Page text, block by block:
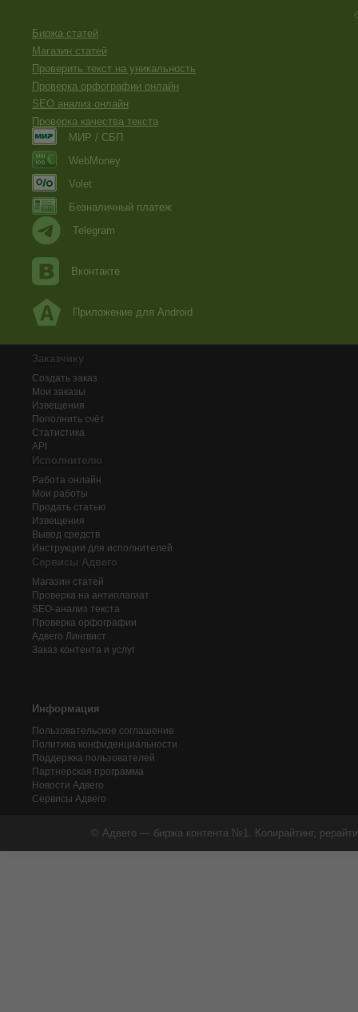
Биржа статей
Магазин статей
Проверить текст на уникальность
Проверка орфографии онлайн
SEO анализ онлайн
Проверка качества текста
МИР / СБП
WebMoney
Volet
Безналичный платеж
Telegram
Вконтакте
Приложение для Android
Заказчику
Создать заказ
Мои заказы
Извещения
Пополнить счёт
Статистика
API
Исполнителю
Работа онлайн
Мои работы
Продать статью
Извещения
Вывод средств
Инструкции для исполнителей
Сервисы Адвего
Магазин статей
Проверка на антиплагиат
SEO-анализ текста
Проверка орфографии
Адвего Лингвист
Заказ контента и услуг
Информация
Пользовательское соглашение
Политика конфиденциальности
Поддержка пользователей
Партнерская программа
Новости Адвего
Сервисы Адвего
© Адвего — биржа контента №1. Копирайтинг,